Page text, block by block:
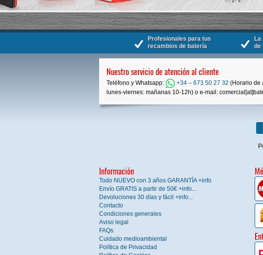
Profesionales para tus
recambios de batería
La
de
Nuestro servicio de atención al cliente
Teléfono y Whatsapp: +34 – 673 50 27 32 (Horario de
lunes-viernes: mañanas 10-12h) o e-mail:
Información
Todo NUEVO con 3 años GARANTÍA +info
Envío GRATIS a partir de 50€ +info...
Devoluciones 30 días y fácil +info...
Contacto
Condiciones generales
Aviso legal
FAQs
Cuidado medioambiental
Política de Privacidad